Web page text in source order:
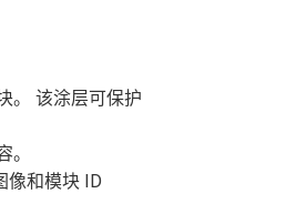
。 该涂层可保护
像和模块 ID